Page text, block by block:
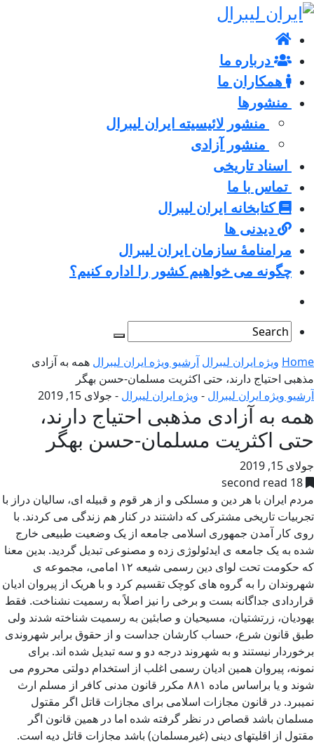
درباره ما
همکاران ما
منشورها
منشور لائیسیته ایران لیبرال
منشور آزادی
اسناد تاریخی
تماس با ما
کتابخانه ایران لیبرال
دیدنی ها
مرامنامۀ سازمان ایران لیبرال
چگونه می خواهیم کشور را اداره کنیم؟
Home ویژه ایران لیبرال آرشیو ویژه ایران لیبرال همه به آزادی
مذهبی احتیاج دارند، حتی اکثریت مسلمان-حسن بهگر
آرشیو ویژه ایران لیبرال - ویژه ایران لیبرال - جولای 15, 2019
همه به آزادی مذهبی احتیاج دارند،
حتی اکثریت مسلمان-حسن بهگر
جولای 15, 2019
18 second read
مردم ایران با هر دین و مسلکی و از هر قوم و قبیله ای، سالیان دراز با
تجربیات تاریخی مشترکی که داشتند در کنار هم زندگی می کردند. با
روی کار آمدن جمهوری اسلامی جامعه از یک وضعیت طبیعی خارج
شده به یک جامعه ی ایدئولوژی زده و مصنوعی تبدیل گردید. بدین معنا
که حکومت تحت لوای دین رسمی شیعه ۱۲ امامی، مجموعه ی
شهروندان را به گروه های کوچک تقسیم کرد و با هریک از پیروان ادیان
قراردادی جداگانه بست و برخی را نیز اصلاً به رسمیت نشناخت. فقط
یهودیان، زرتشتیان، مسیحیان و صابئین به رسمیت شناخته شدند ولی
طبق قانون شرع، حساب کارشان جداست و از حقوق برابر شهروندی
برخوردار نیستند و به شهروند درجه دو و سه تبدیل شده اند. برای
نمونه، پیروان همین ادیان رسمی اغلب از استخدام دولتی محروم می
شوند و یا براساس ماده ۸۸۱ مکرر قانون مدنی کافر از مسلم ارث
نمیبرد. در قانون مجازات اسلامی برای مجازات قاتل اگر مقتول
مسلمان باشد قصاص در نظر گرفته شده اما در همین قانون اگر
مقتول از اقلیتهای دینی (غیرمسلمان) باشد مجازات قاتل دیه است.